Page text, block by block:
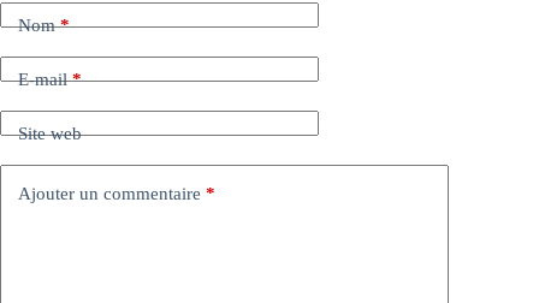
Nom*
E-mail*
Site web
Ajouter un commentaire *